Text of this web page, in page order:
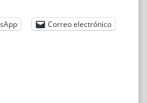
Correo electrónico